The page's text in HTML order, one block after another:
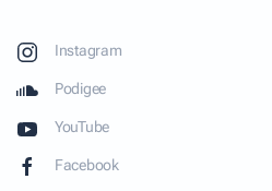
Instagram
Podigee
YouTube
Facebook